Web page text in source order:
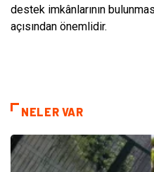
destek imkânlarının
açısından önemlidir.
NELER VAR